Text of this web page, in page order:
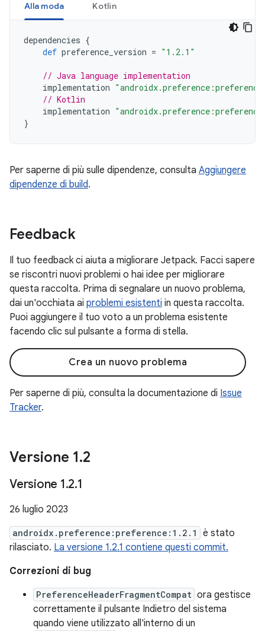
Alla moda Kotlin
dependencies {
def preference_version = "1.2.1"
// Java language implementation
implementation
// Kotlin
implementation
}
Per saperne di più sulle dipendenze, consulta Aggiungere
dipendenze di build.
Feedback
Il tuo feedback ci aiuta a migliorare Jetpack. Facci sapere
se riscontri nuovi problemi o hai idee per migliorare
questa raccolta. Prima di segnalare un nuovo problema,
dai un'occhiata ai problemi esistenti in questa raccolta.
Puoi aggiungere il tuo voto a un problema esistente
facendo clic sul pulsante a forma di stella.
Crea un nuovo problema
Per saperne di più, consulta la documentazione di Issue
Tracker.
Versione 1.2
Versione 1.2.1
26 luglio 2023
androidx.preference:preference:1.2.1
è stato
rilasciato. La versione 1.2.1 contiene questi commit.
Correzioni di bug
PreferenceHeaderFragmentCompat ora gestisce
correttamente il pulsante Indietro del sistema
quando viene utilizzato all'interno di un